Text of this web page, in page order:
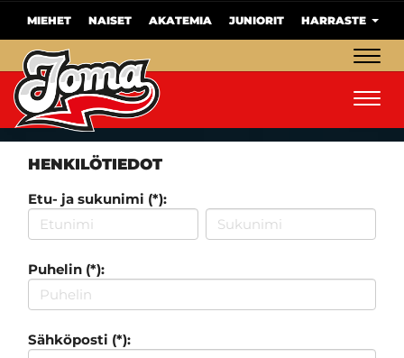
MIEHET NAISET AKATEMIA JUNIORIT HARRASTE
HENKILÖTIEDOT
Etu- ja sukunimi (*):
Puhelin (*):
Sähköposti (*):